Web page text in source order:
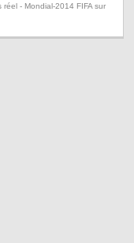
- Mondial-2014 FIFA sur